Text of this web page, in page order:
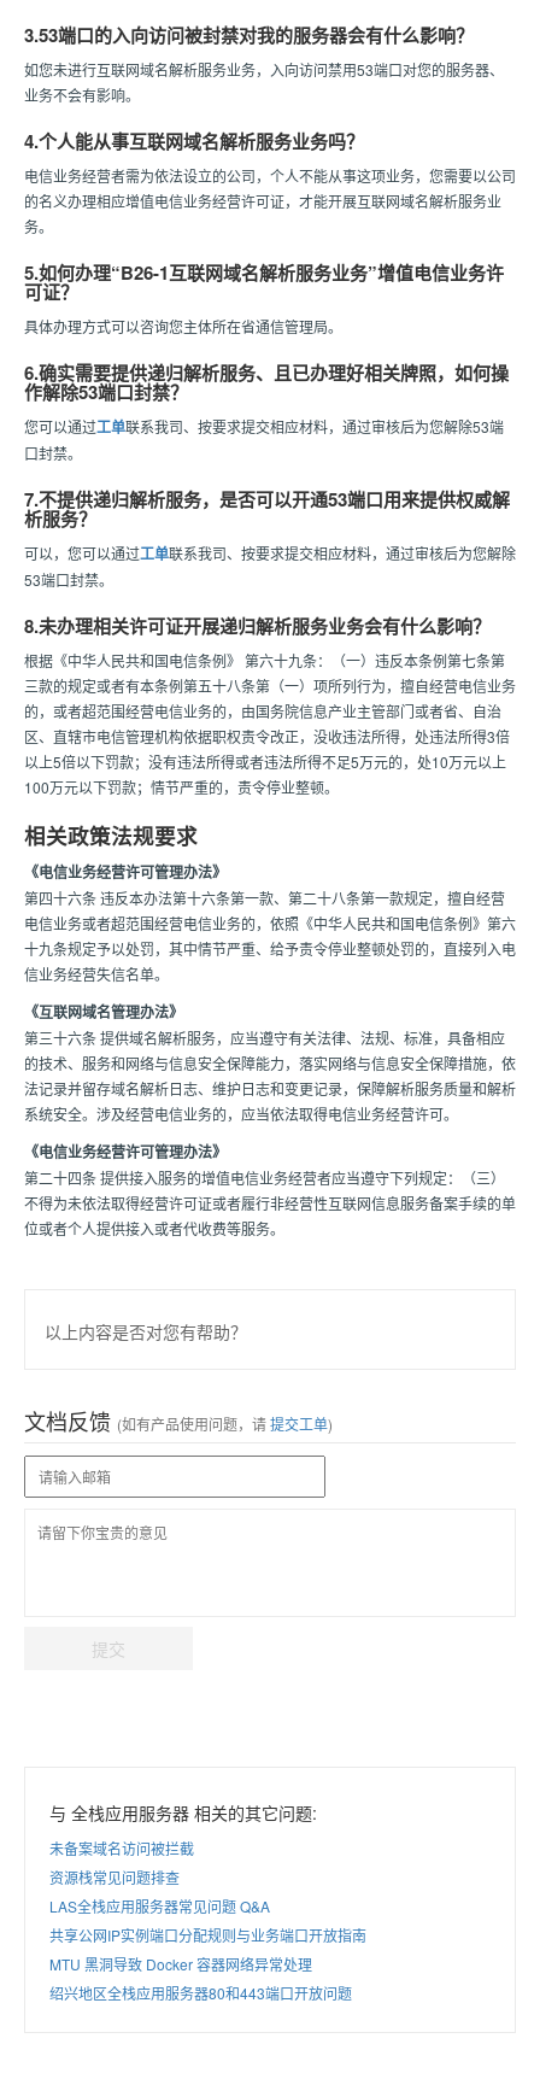
3.53端口的入向访问被封禁对我的服务器会有什么影响？
如您未进行互联网域名解析服务业务，入向访问禁用53端口对您的服务器、
业务不会有影响。
4.个人能从事互联网域名解析服务业务吗？
电信业务经营者需为依法设立的公司，个人不能从事这项业务，您需要以公司
的名义办理相应增值电信业务经营许可证，才能开展互联网域名解析服务业
务。
5.如何办理“B26-1互联网域名解析服务业务”增值电信业务许
可证？
具体办理方式可以咨询您主体所在省通信管理局。
6.确实需要提供递归解析服务、且已办理好相关牌照，如何操
作解除53端口封禁？
您可以通过工单联系我司、按要求提交相应材料，通过审核后为您解除53端
口封禁。
7.不提供递归解析服务，是否可以开通53端口用来提供权威解
析服务？
可以，您可以通过工单联系我司、按要求提交相应材料，通过审核后为您解除
53端口封禁。
8.未办理相关许可证开展递归解析服务业务会有什么影响？
根据《中华人民共和国电信条例》 第六十九条：（一）违反本条例第七条第
三款的规定或者有本条例第五十八条第（一）项所列行为，擅自经营电信业务
的，或者超范围经营电信业务的，由国务院信息产业主管部门或者省、自治
区、直辖市电信管理机构依据职权责令改正，没收违法所得，处违法所得3倍
以上5倍以下罚款；没有违法所得或者违法所得不足5万元的，处10万元以上
100万元以下罚款；情节严重的，责令停业整顿。
相关政策法规要求
《电信业务经营许可管理办法》
第四十六条 违反本办法第十六条第一款、第二十八条第一款规定，擅自经营
电信业务或者超范围经营电信业务的，依照《中华人民共和国电信条例》第六
十九条规定予以处罚，其中情节严重、给予责令停业整顿处罚的，直接列入电
信业务经营失信名单。
《互联网域名管理办法》
第三十六条 提供域名解析服务，应当遵守有关法律、法规、标准，具备相应
的技术、服务和网络与信息安全保障能力，落实网络与信息安全保障措施，依
法记录并留存域名解析日志、维护日志和变更记录，保障解析服务质量和解析
系统安全。涉及经营电信业务的，应当依法取得电信业务经营许可。
《电信业务经营许可管理办法》
第二十四条 提供接入服务的增值电信业务经营者应当遵守下列规定：（三）
不得为未依法取得经营许可证或者履行非经营性互联网信息服务备案手续的单
位或者个人提供接入或者代收费等服务。
以上内容是否对您有帮助？
文档反馈 (如有产品使用问题，请提交工单)
提交
与 全栈应用服务器 相关的其它问题:
未备案域名访问被拦截
资源栈常见问题排查
LAS全栈应用服务器常见问题 Q&A
共享公网IP实例端口分配规则与业务端口开放指南
MTU 黑洞导致 Docker 容器网络异常处理
绍兴地区全栈应用服务器80和443端口开放问题